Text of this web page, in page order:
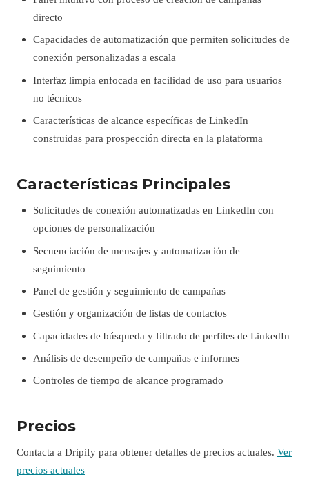
directo
Capacidades de automatización que permiten solicitudes de
conexión personalizadas a escala
Interfaz limpia enfocada en facilidad de uso para usuarios
no técnicos
Características de alcance específicas de LinkedIn
construidas para prospección directa en la plataforma
Características Principales
Solicitudes de conexión automatizadas en LinkedIn con
opciones de personalización
Secuenciación de mensajes y automatización de
seguimiento
Panel de gestión y seguimiento de campañas
Gestión y organización de listas de contactos
Capacidades de búsqueda y filtrado de perfiles de LinkedIn
Análisis de desempeño de campañas e informes
Controles de tiempo de alcance programado
Precios
Contacta a Dripify para obtener detalles de precios actuales. Ver
precios actuales